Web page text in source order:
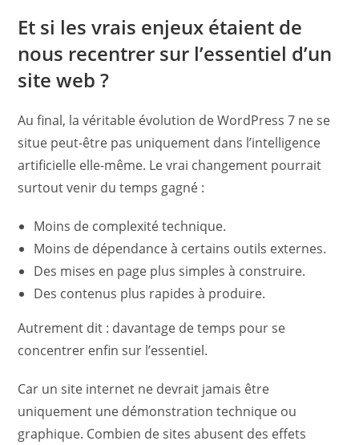
Et si les vrais enjeux étaient de
nous recentrer sur l’essentiel d’un
site web ?
Au final, la véritable évolution de WordPress 7 ne se
situe peut-être pas uniquement dans l’intelligence
artificielle elle-même. Le vrai changement pourrait
surtout venir du temps gagné :
Moins de complexité technique.
Moins de dépendance à certains outils externes.
Des mises en page plus simples à construire.
Des contenus plus rapides à produire.
Autrement dit : davantage de temps pour se
concentrer enfin sur l’essentiel.
Car un site internet ne devrait jamais être
uniquement une démonstration technique ou
graphique. Combien de sites abusent des effets